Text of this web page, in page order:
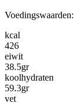
Voedingswaarden:
kcal
426
eiwit
38.5gr
koolhydraten
59.3gr
vet